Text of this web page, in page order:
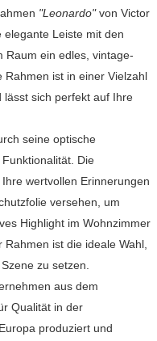
"Leonardo"von Victor
Leiste mit den
Raum ein edles, vintage-
Rahmen ist in einer Vielzahl
sich perfekt auf Ihre
seine optische
Die
wertvollen Erinnerungen
versehen, um
Highlight im Wohnzimmer
ist die ideale Wahl,
zu setzen.
aus dem
Qualität in der
produziert und